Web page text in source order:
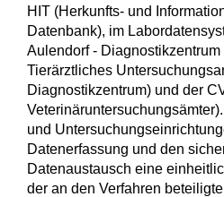
HIT (Herkunfts- und
Datenbank), im
Aulendorf -
Tierärztliches
Diagnostikzentrum) und der
und
Datenerfassung und den
Datenaustausch eine
der an den Verfahren